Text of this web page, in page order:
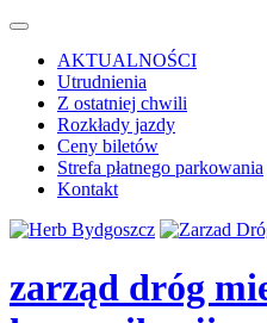
AKTUALNOŚCI
Utrudnienia
Z ostatniej chwili
Rozkłady jazdy
Ceny biletów
Strefa płatnego parkowania
Kontakt
zarząd dróg